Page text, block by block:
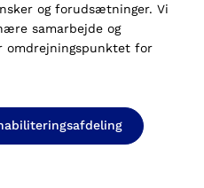
og forudsætninger. Vi
samarbejde og
omdrejningspunktet for